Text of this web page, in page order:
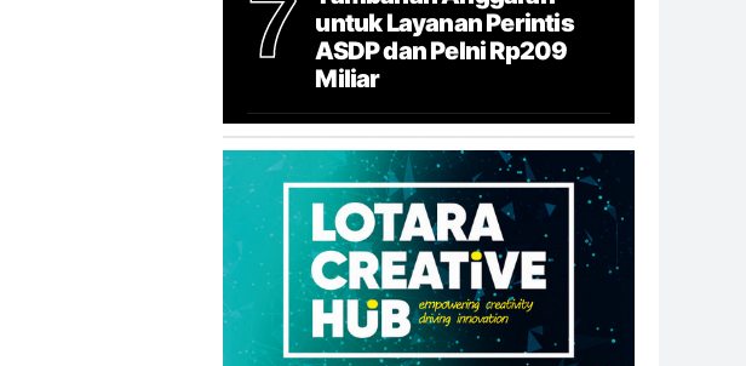
7
untuk Layanan Perintis
ASDP dan Pelni Rp209
Miliar